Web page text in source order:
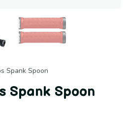
Spank Spoon
Spank Spoon